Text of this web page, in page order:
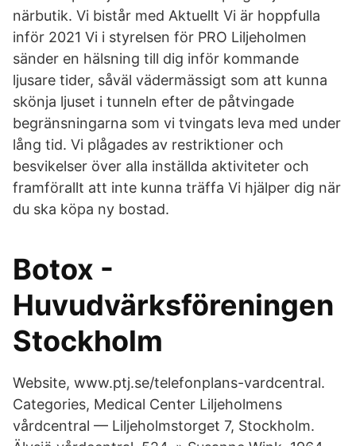
närbutik. Vi bistår med Aktuellt Vi är hoppfulla
inför 2021 Vi i styrelsen för PRO Liljeholmen
sänder en hälsning till dig inför kommande
ljusare tider, såväl vädermässigt som att kunna
skönja ljuset i tunneln efter de påtvingade
begränsningarna som vi tvingats leva med under
lång tid. Vi plågades av restriktioner och
besvikelser över alla inställda aktiviteter och
framförallt att inte kunna träffa Vi hjälper dig när
du ska köpa ny bostad.
Botox -
Huvudvärksföreningen
Stockholm
Website, www.ptj.se/telefonplans-vardcentral.
Categories, Medical Center Liljeholmens
vårdcentral — Liljeholmstorget 7, Stockholm.